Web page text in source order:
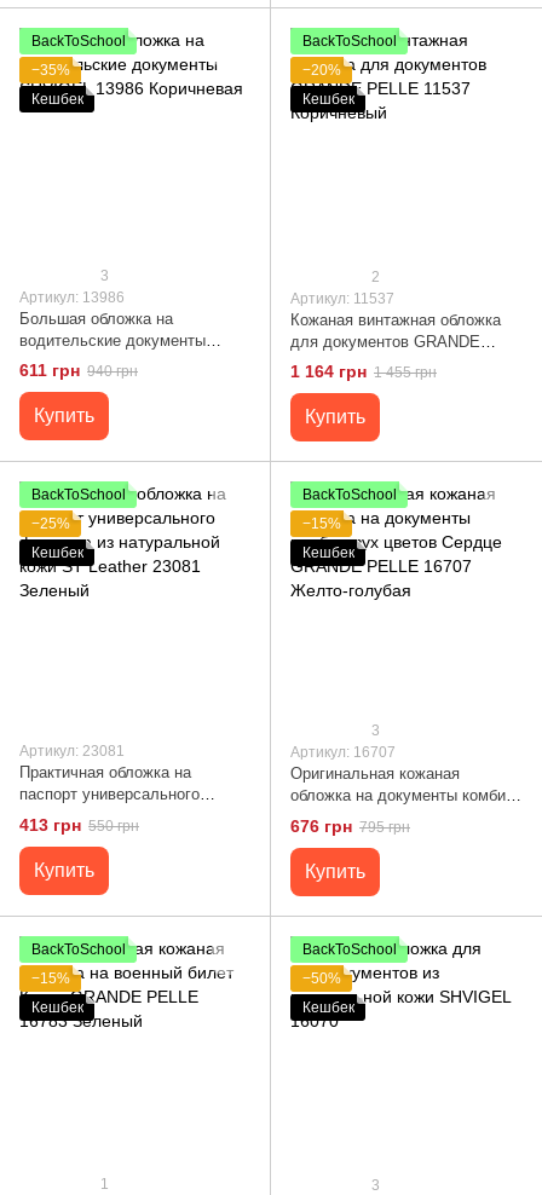
BackToSchool
−35%
Кешбек
3
Артикул: 13986
Большая обложка на
водительские документы
SHVIGEL 13986 Коричневая
611 грн 940 грн
Купить
BackToSchool
−20%
Кешбек
2
Артикул: 11537
Кожаная винтажная обложка
для документов GRANDE
PELLE 11537 Коричневый
1 164 грн 1 455 грн
Купить
BackToSchool
−25%
Кешбек
Артикул: 23081
Практичная обложка на
паспорт универсального
формата из натуральной кожи
ST Leather 23081 Зеленый
413 грн 550 грн
Купить
BackToSchool
−15%
Кешбек
3
Артикул: 16707
Оригинальная кожаная
обложка на документы комби
двух цветов Сердце GRANDE
PELLE 16707 Желто-голубая
676 грн 795 грн
Купить
BackToSchool
−15%
Кешбек
1
BackToSchool
−50%
Кешбек
3